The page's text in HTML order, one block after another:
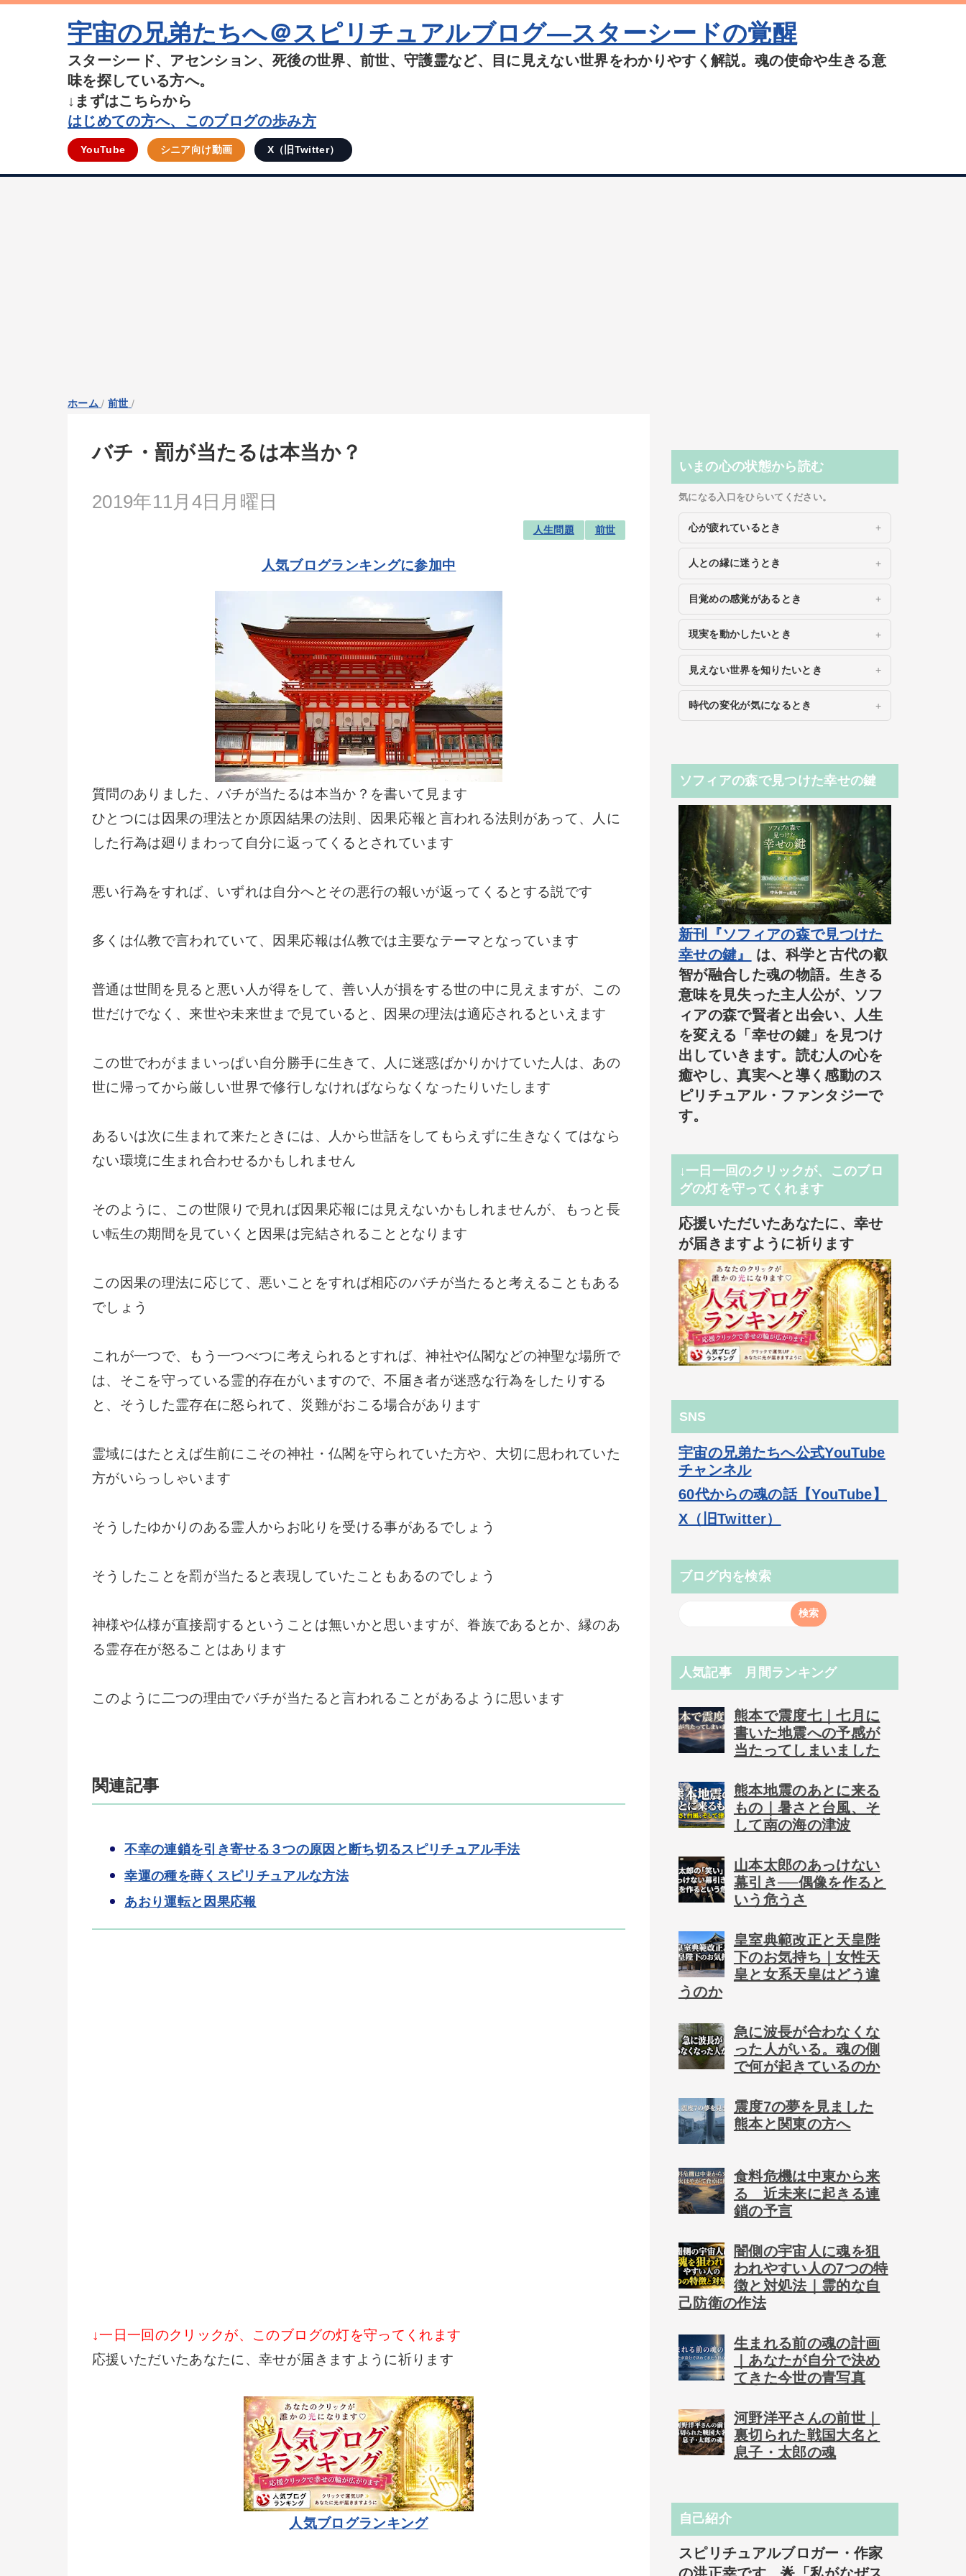
宇宙の兄弟たちへ＠スピリチュアルブログ―スターシードの覚醒
スターシード、アセンション、死後の世界、前世、守護霊など、目に見えない世界をわかりやすく解説。魂の使命や生きる意
味を探している方へ。
↓まずはこちらから
はじめての方へ、このブログの歩み方
YouTube シニア向け動画 X（旧Twitter）
ホーム /前世 /
バチ・罰が当たるは本当か？
2019年11月4日月曜日
人生問題 前世
人気ブログランキングに参加中
質問のありました、バチが当たるは本当か？を書いて見ます
ひとつには因果の理法とか原因結果の法則、因果応報と言われる法則があって、人に
した行為は廻りまわって自分に返ってくるとされています
悪い行為をすれば、いずれは自分へとその悪行の報いが返ってくるとする説です
多くは仏教で言われていて、因果応報は仏教では主要なテーマとなっています
普通は世間を見ると悪い人が得をして、善い人が損をする世の中に見えますが、この
世だけでなく、来世や未来世まで見ていると、因果の理法は適応されるといえます
この世でわがままいっぱい自分勝手に生きて、人に迷惑ばかりかけていた人は、あの
世に帰ってから厳しい世界で修行しなければならなくなったりいたします
あるいは次に生まれて来たときには、人から世話をしてもらえずに生きなくてはなら
ない環境に生まれ合わせるかもしれません
そのように、この世限りで見れば因果応報には見えないかもしれませんが、もっと長
い転生の期間を見ていくと因果は完結されることとなります
この因果の理法に応じて、悪いことをすれば相応のバチが当たると考えることもある
でしょう
これが一つで、もう一つべつに考えられるとすれば、神社や仏閣などの神聖な場所で
は、そこを守っている霊的存在がいますので、不届き者が迷惑な行為をしたりする
と、そうした霊存在に怒られて、災難がおこる場合があります
霊域にはたとえば生前にこその神社・仏閣を守られていた方や、大切に思われていた
方がいらっしゃいます
そうしたゆかりのある霊人からお叱りを受ける事があるでしょう
そうしたことを罰が当たると表現していたこともあるのでしょう
神様や仏様が直接罰するということは無いかと思いますが、眷族であるとか、縁のあ
る霊存在が怒ることはあります
このように二つの理由でバチが当たると言われることがあるように思います
関連記事
不幸の連鎖を引き寄せる３つの原因と断ち切るスピリチュアル手法
幸運の種を蒔くスピリチュアルな方法
あおり運転と因果応報
↓一日一回のクリックが、このブログの灯を守ってくれます
応援いただいたあなたに、幸せが届きますように祈ります
人気ブログランキング
いまの心の状態から読む
気になる入口をひらいてください。
心が疲れているとき
人との縁に迷うとき
目覚めの感覚があるとき
現実を動かしたいとき
見えない世界を知りたいとき
時代の変化が気になるとき
ソフィアの森で見つけた幸せの鍵
新刊『ソフィアの森で見つけた
幸せの鍵』
は、科学と古代の叡
智が融合した魂の物語。生きる
意味を見失った主人公が、ソフ
ィアの森で賢者と出会い、人生
を変える「幸せの鍵」を見つけ
出していきます。読む人の心を
癒やし、真実へと導く感動のス
ピリチュアル・ファンタジーで
す。
↓一日一回のクリックが、このブロ
グの灯を守ってくれます
応援いただいたあなたに、幸せ
が届きますように祈ります
SNS
宇宙の兄弟たちへ公式YouTube
チャンネル
60代からの魂の話【YouTube】
X（旧Twitter）
ブログ内を検索
人気記事 月間ランキング
熊本で震度七｜七月に
書いた地震への予感が
当たってしまいました
熊本地震のあとに来る
もの｜暑さと台風、そ
して南の海の津波
山本太郎のあっけない
幕引き──偶像を作ると
いう危うさ
皇室典範改正と天皇陛
下のお気持ち｜女性天
皇と女系天皇はどう違
うのか
急に波長が合わなくな
った人がいる。魂の側
で何が起きているのか
震度7の夢を見ました
熊本と関東の方へ
食料危機は中東から来
る 近未来に起きる連
鎖の予言
闇側の宇宙人に魂を狙
われやすい人の7つの特
徴と対処法｜霊的な自
己防衛の作法
生まれる前の魂の計画
｜あなたが自分で決め
てきた今世の青写真
河野洋平さんの前世｜
裏切られた戦国大名と
息子・太郎の魂
自己紹介
スピリチュアルブロガー・作家